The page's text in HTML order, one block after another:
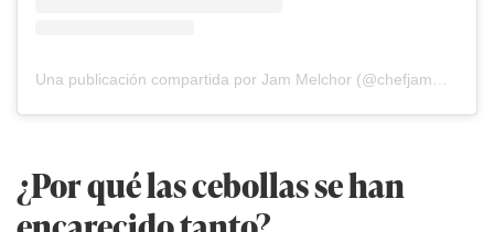
¿Por qué las cebollas se han